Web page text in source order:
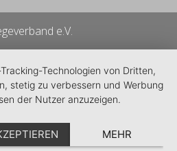
e.V.
Technologien von Dritten,
stetig zu verbessern und Werbung
der Nutzer anzuzeigen.
MEHR